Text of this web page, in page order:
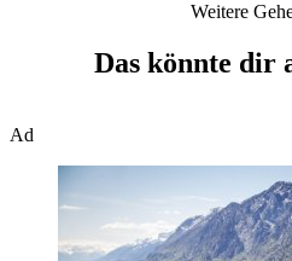
Weitere
Das könnte dir
Ad